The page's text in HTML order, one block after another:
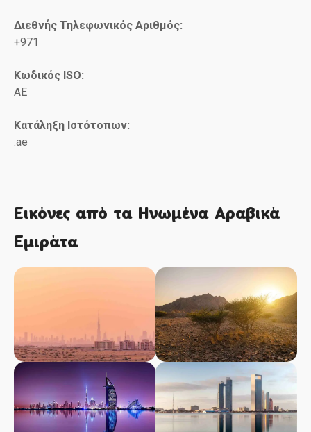
Διεθνής Τηλεφωνικός Αριθμός:
+971
Κωδικός ISO:
AE
Κατάληξη Ιστότοπων:
.ae
Εικόνες από τα Ηνωμένα Αραβικά
Εμιράτα